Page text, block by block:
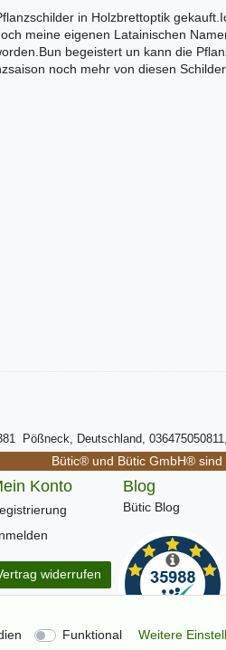
in Holzbrettoptik
meine eigenen Latainischen
begeistert un kann die
noch mehr von diesen
Pößneck, Deutschland,
Bütic® und Bütic GmbH®
Konto
widerrufen
Blog
Bütic Blog
Funktional Weitere